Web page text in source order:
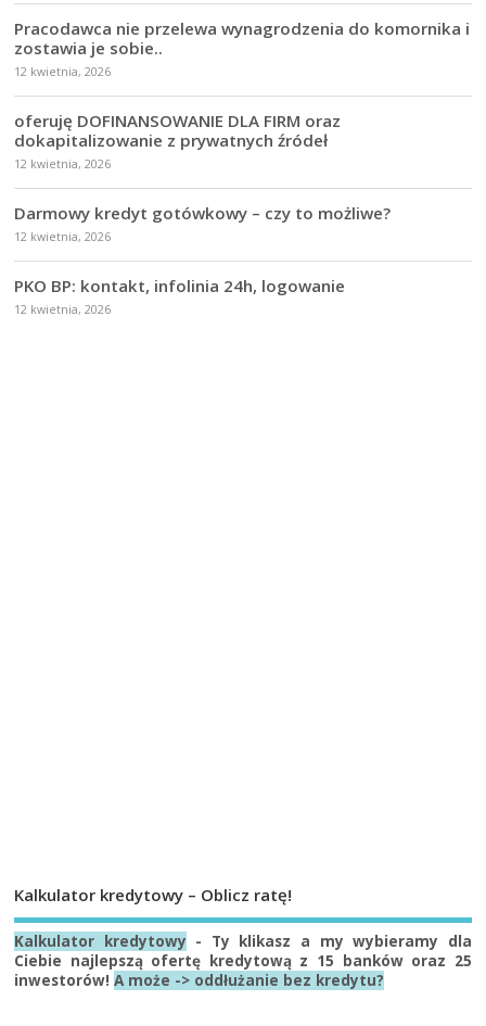
Pracodawca nie przelewa wynagrodzenia do komornika i
zostawia je sobie..
12 kwietnia, 2026
oferuję DOFINANSOWANIE DLA FIRM oraz
dokapitalizowanie z prywatnych źródeł
12 kwietnia, 2026
Darmowy kredyt gotówkowy – czy to możliwe?
12 kwietnia, 2026
PKO BP: kontakt, infolinia 24h, logowanie
12 kwietnia, 2026
Kalkulator kredytowy – Oblicz ratę!
Kalkulator kredytowy - Ty klikasz a my wybieramy dla
Ciebie najlepszą ofertę kredytową z 15 banków oraz 25
inwestorów!A może -> oddłużanie bez kredytu?